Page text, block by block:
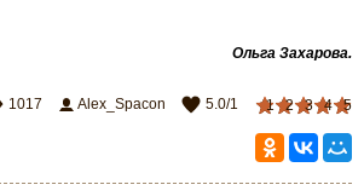
Ольга Захарова.
1 2 3 4 5
1017 Alex_Spacon 5.0/1